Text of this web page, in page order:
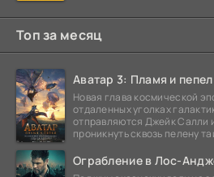
Топ за месяц
Аватар 3: Пламя и
Новая глава космической
отдаленных уголках
отправляются Джейк Салли
проникнуть сквозь пелену
Ограбление в Лос-